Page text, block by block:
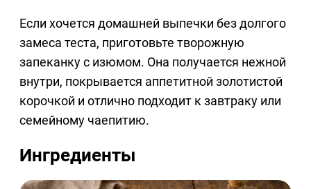
Если хочется домашней выпечки без долгого
замеса теста, приготовьте творожную
запеканку с изюмом. Она получается нежной
внутри, покрывается аппетитной золотистой
корочкой и отлично подходит к завтраку или
семейному чаепитию.
Ингредиенты